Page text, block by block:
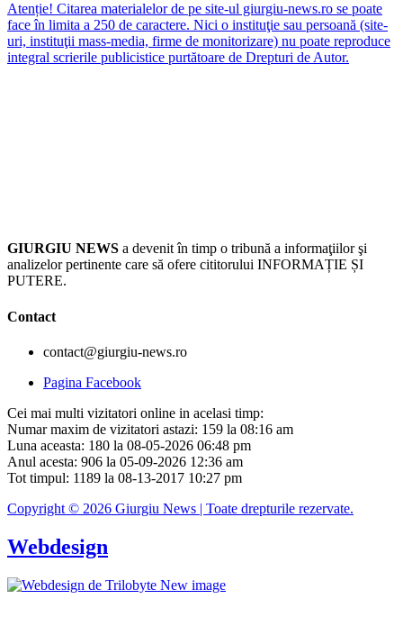
Atenție! Citarea materialelor de pe site-ul giurgiu-news.ro se poate
face în limita a 250 de caractere. Nici o instituţie sau persoană (site-
uri, instituţii mass-media, firme de monitorizare) nu poate reproduce
integral scrierile publicistice purtătoare de Drepturi de Autor.
GIURGIU NEWS a devenit în timp o tribună a informaţiilor şi
analizelor pertinente care să ofere cititorului INFORMAȚIE ȘI
PUTERE.
Contact
contact@giurgiu-news.ro
Pagina Facebook
Cei mai multi vizitatori online in acelasi timp:
Numar maxim de vizitatori astazi: 159 la 08:16 am
Luna aceasta: 180 la 08-05-2026 06:48 pm
Anul acesta: 906 la 05-09-2026 12:36 am
Tot timpul: 1189 la 08-13-2017 10:27 pm
Copyright © 2026 Giurgiu News | Toate drepturile rezervate.
Webdesign